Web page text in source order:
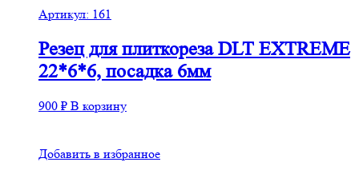
Артикул: 161
Резец для плиткореза DLT EXTREME
22*6*6, посадка 6мм
900 ₽ В корзину
Добавить в избранное